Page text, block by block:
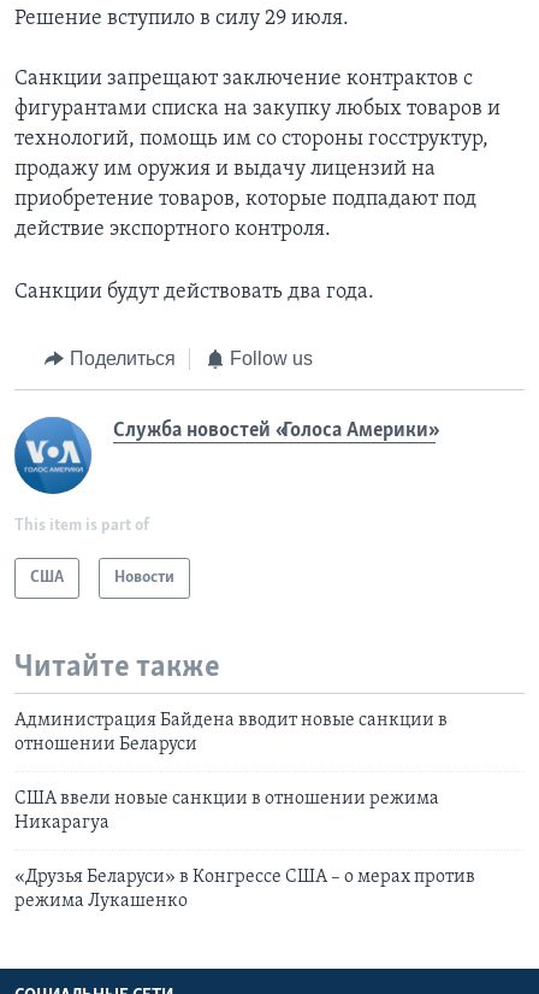
Решение вступило в силу 29 июля.
Санкции запрещают заключение контрактов с
фигурантами списка на закупку любых товаров и
технологий, помощь им со стороны госструктур,
продажу им оружия и выдачу лицензий на
приобретение товаров, которые подпадают под
действие экспортного контроля.
Санкции будут действовать два года.
Поделиться Follow us
Служба новостей «Голоса Америки»
This item is part of
США Новости
Читайте также
Администрация Байдена вводит новые санкции в
отношении Беларуси
CША ввели новые санкции в отношении режима
Никарагуа
«Друзья Беларуси» в Конгрессе США – о мерах против
режима Лукашенко